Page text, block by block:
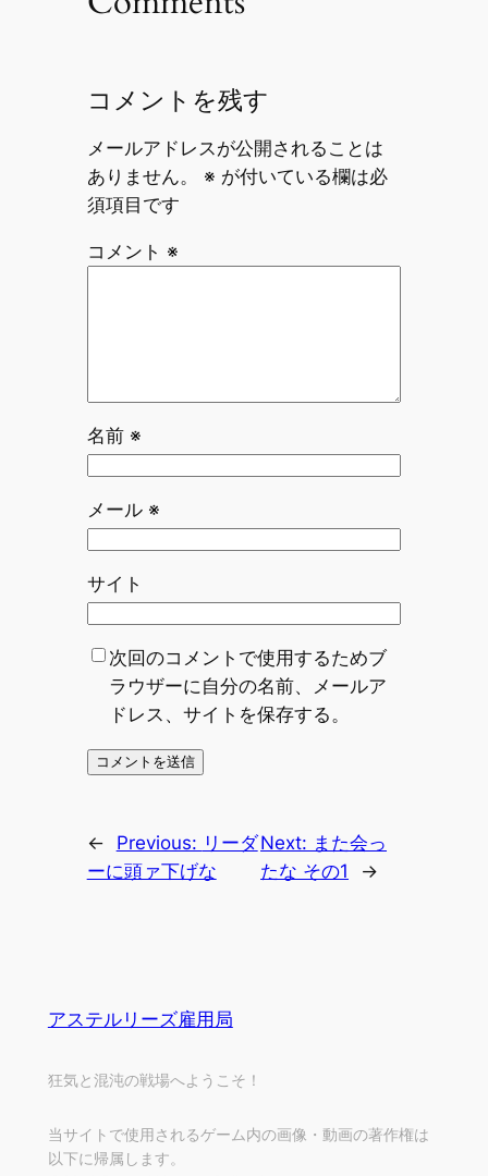
コメントを残す
メールアドレスが公開されることは
ありません。
※ が付いている欄は必
須項目です
コメント ※
名前 ※
メール ※
サイト
次回のコメントで使用するためブ
ラウザーに自分の名前、メールア
ドレス、サイトを保存する。
← Previous: リーダ
ーに頭ァ下げな
Next: また会っ
たな その1
→
アステルリーズ雇用局
狂気と混沌の戦場へようこそ！
当サイトで使用されるゲーム内の画像・動画の著作権は
以下に帰属します。